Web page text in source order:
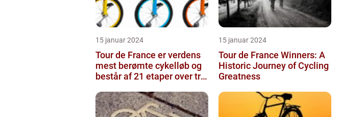
15 januar 2024
Tour de France er verdens
mest berømte cykelløb og
består af 21 etaper over tre
15 januar 2024
Tour de France Winners: A
Historic Journey of Cycling
Greatness